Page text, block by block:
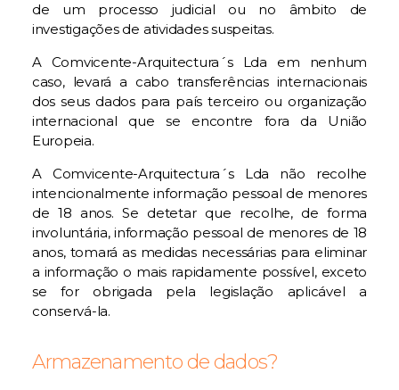
de um processo judicial ou no âmbito de
investigações de atividades suspeitas.
A Comvicente-Arquitectura´s Lda em nenhum
caso, levará a cabo transferências internacionais
dos seus dados para país terceiro ou organização
internacional que se encontre fora da União
Europeia.
A Comvicente-Arquitectura´s Lda não recolhe
intencionalmente informação pessoal de menores
de 18 anos. Se detetar que recolhe, de forma
involuntária, informação pessoal de menores de 18
anos, tomará as medidas necessárias para eliminar
a informação o mais rapidamente possível, exceto
se for obrigada pela legislação aplicável a
conservá-la.
Armazenamento de dados?